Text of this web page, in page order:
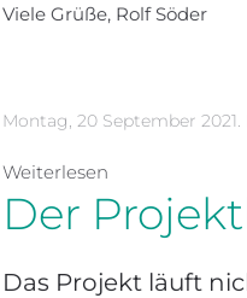
Viele Grüße, Rolf Söder
Montag, 20 September
Weiterlesen
Der
Das Projekt läuft